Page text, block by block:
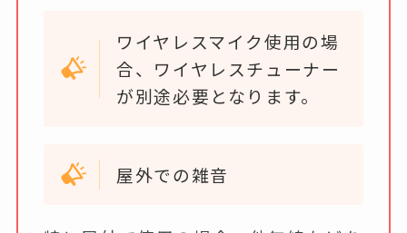
ワイヤレスマイク使用の場
合、ワイヤレスチューナー
が別途必要となります。
屋外での雑音